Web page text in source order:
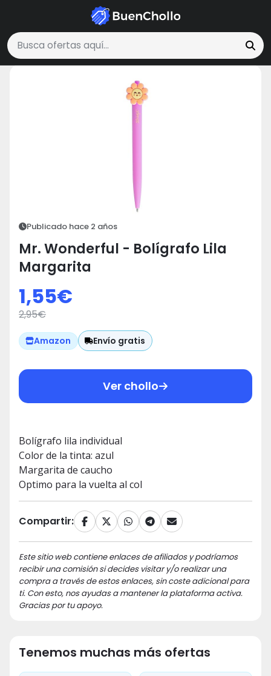
Buscar ofertas
Libros, Música y Películas Mr. Wonderful - Bolígrafo Lila
Publicado hace 2 años
Mr. Wonderful - Bolígrafo Lila
Margarita
1,55€
2,95€
Amazon Envío gratis
Ver chollo
Bolígrafo lila individual
Color de la tinta: azul
Margarita de caucho
Optimo para la vuelta al col
Compartir:
Este sitio web contiene enlaces de afiliados y podríamos
recibir una comisión si decides visitar y/o realizar una
compra a través de estos enlaces, sin coste adicional para
ti. Con esto, nos ayudas a mantener la plataforma activa.
Gracias por tu apoyo.
Tenemos muchas más ofertas